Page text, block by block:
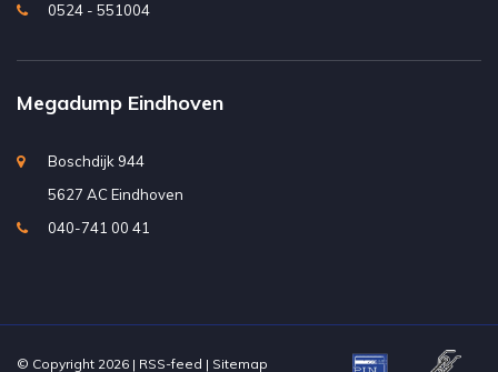
0524 - 551004
Megadump Eindhoven
Boschdijk 944
5627 AC Eindhoven
040-741 00 41
© Copyright 2026 | RSS-feed | Sitemap